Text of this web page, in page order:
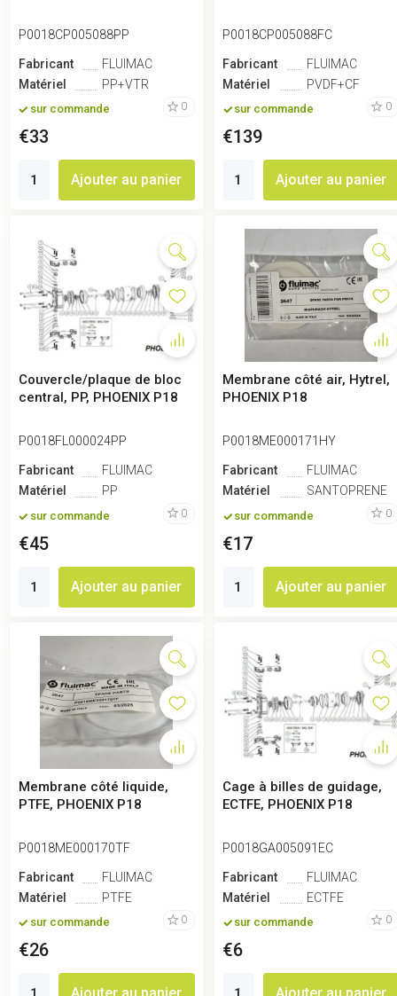
P0018CP005088PP
Fabricant
FLUIMAC
Matériel
PP+VTR
sur commande 0
€33
Ajouter au panier
P0018CP005088FC
Fabricant
FLUIMAC
Matériel
PVDF+CF
sur commande 0
€139
Ajouter au panier
Couvercle/plaque de bloc
central, PP, PHOENIX P18
P0018FL000024PP
Fabricant
FLUIMAC
Matériel
PP
sur commande 0
€45
Ajouter au panier
Membrane côté air, Hytrel,
PHOENIX P18
P0018ME000171HY
Fabricant
FLUIMAC
Matériel
SANTOPRENE
sur commande 0
€17
Ajouter au panier
Membrane côté liquide,
PTFE, PHOENIX P18
P0018ME000170TF
Fabricant
FLUIMAC
Matériel
PTFE
sur commande 0
€26
Cage à billes de guidage,
ECTFE, PHOENIX P18
P0018GA005091EC
Fabricant
FLUIMAC
Matériel
ECTFE
sur commande 0
€6